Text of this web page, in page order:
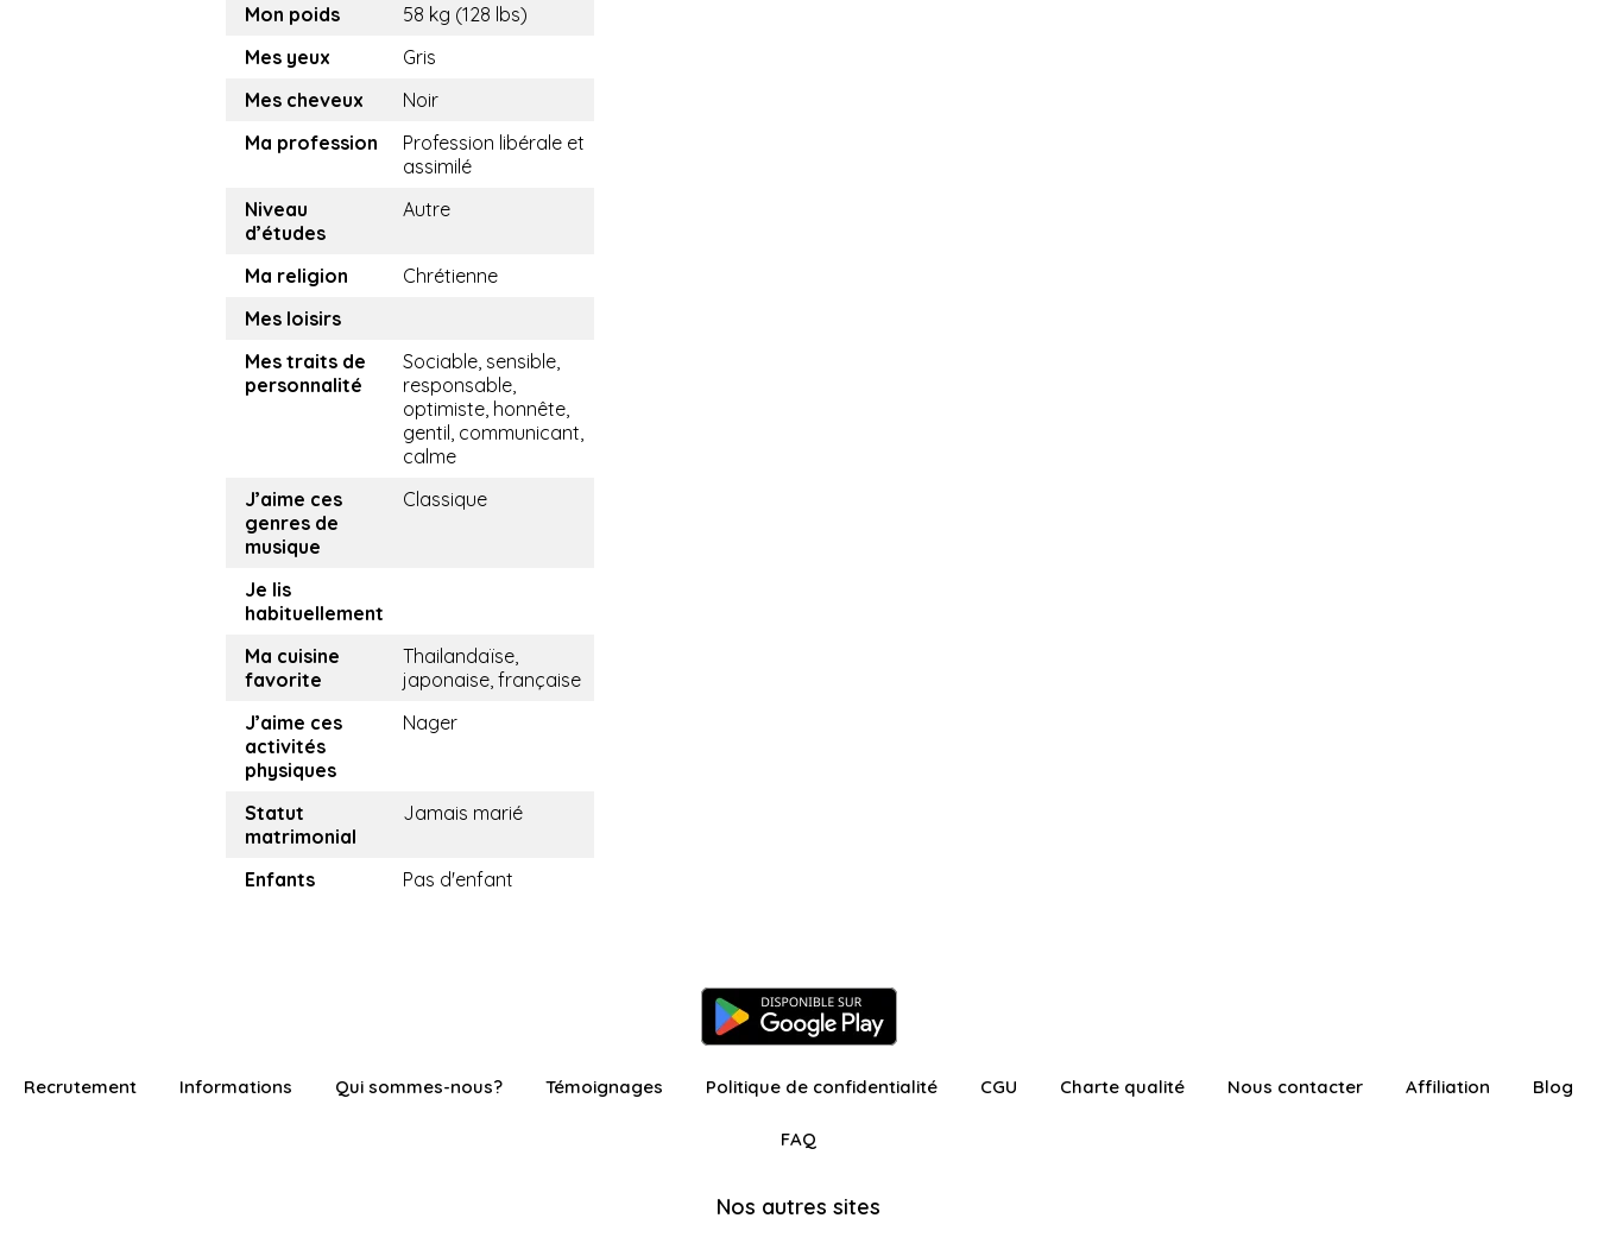
Mon poids
58 kg (128 lbs)
Mes yeux
Gris
Mes cheveux
Noir
Ma profession
Profession libérale et
assimilé
Niveau
d’études
Autre
Ma religion
Chrétienne
Mes loisirs
Mes traits de
personnalité
Sociable, sensible,
responsable,
optimiste, honnête,
gentil, communicant,
calme
J’aime ces
genres de
musique
Classique
Je lis
habituellement
Ma cuisine
favorite
Thailandaïse,
japonaise, française
J’aime ces
activités
physiques
Nager
Statut
matrimonial
Jamais marié
Enfants Pas d'enfant
Recrutement Informations Qui sommes-nous? Témoignages Politique de confidentialité CGU Charte qualité Nous contacter Affiliation Blog
FAQ
Nos autres sites